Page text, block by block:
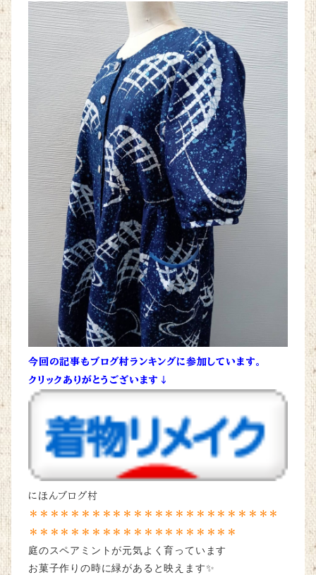
今回の記事もブログ村ランキングに参加しています。
クリックありがとうございます↓
にほんブログ村
＊＊＊＊＊＊＊＊＊＊＊＊＊＊＊＊＊＊＊＊＊＊＊＊
＊＊＊＊＊＊＊＊＊＊＊＊＊＊＊＊＊＊＊＊
庭のスペアミントが元気よく育っています
お菓子作りの時に緑があると映えます✨